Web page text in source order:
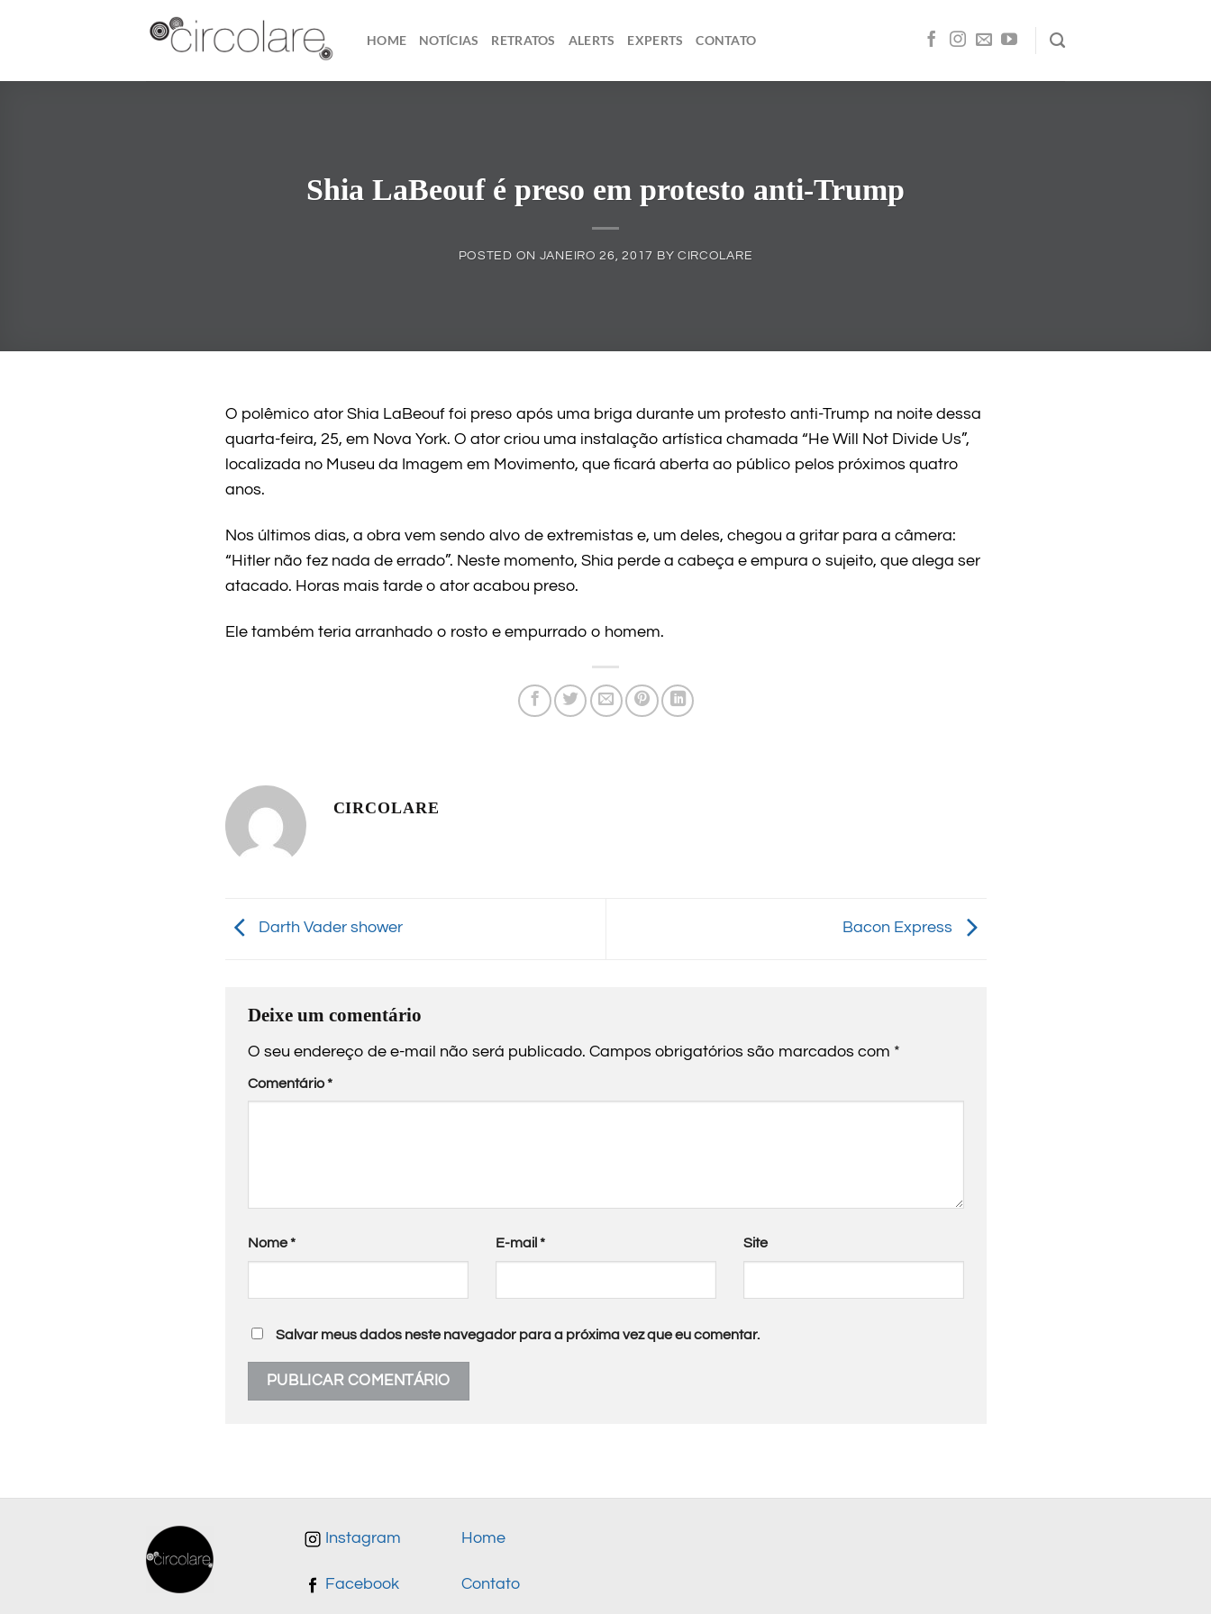
HOME NOTÍCIAS RETRATOS ALERTS EXPERTS CONTATO
Shia LaBeouf é preso em protesto anti-Trump
POSTED ON JANEIRO 26, 2017 BY CIRCOLARE
O polêmico ator Shia LaBeouf foi preso após uma briga durante um protesto anti-Trump na noite dessa
quarta-feira, 25, em Nova York. O ator criou uma instalação artística chamada “He Will Not Divide Us”,
localizada no Museu da Imagem em Movimento, que ficará aberta ao público pelos próximos quatro
anos.
Nos últimos dias, a obra vem sendo alvo de extremistas e, um deles, chegou a gritar para a câmera:
“Hitler não fez nada de errado”. Neste momento, Shia perde a cabeça e empura o sujeito, que alega ser
atacado. Horas mais tarde o ator acabou preso.
Ele também teria arranhado o rosto e empurrado o homem.
CIRCOLARE
Darth Vader shower Bacon Express
Deixe um comentário
O seu endereço de e-mail não será publicado. Campos obrigatórios são marcados com *
Comentário*
Nome* E-mail * Site
Salvar meus dados neste navegador para a próxima vez que eu comentar.
Instagram
Facebook
Home
Contato